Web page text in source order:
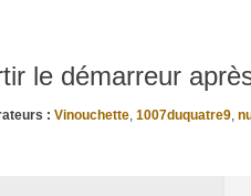
le démarreur
: Vinouchette, 1007duquatre9,